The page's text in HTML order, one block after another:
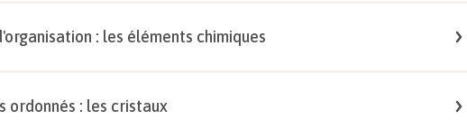
: les éléments chimiques
ordonnés : les cristaux